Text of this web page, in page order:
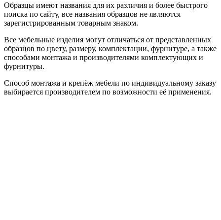
Образцы имеют названия для их различия и более быстрого
поиска по сайту, все названия образцов не являются
зарегистрированным товарным знаком.
Все мебельные изделия могут отличаться от представленных
образцов по цвету, размеру, комплектации, фурнитуре, а также
способами монтажа и производителями комплектующих и
фурнитуры.
Способ монтажа и крепёж мебели по индивидуальному заказу
выбирается производителем по возможности её применения.